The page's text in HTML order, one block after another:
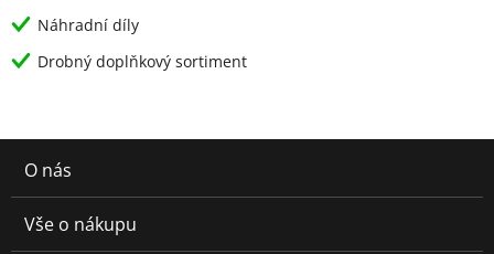
Náhradní díly
Drobný doplňkový sortiment
O nás
Vše o nákupu